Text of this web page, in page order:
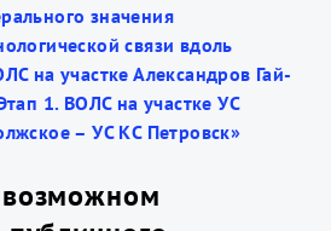
значения
связи вдоль
на участке Александров Гай-
1. ВОЛС на участке УС
– УС КС Петровск»